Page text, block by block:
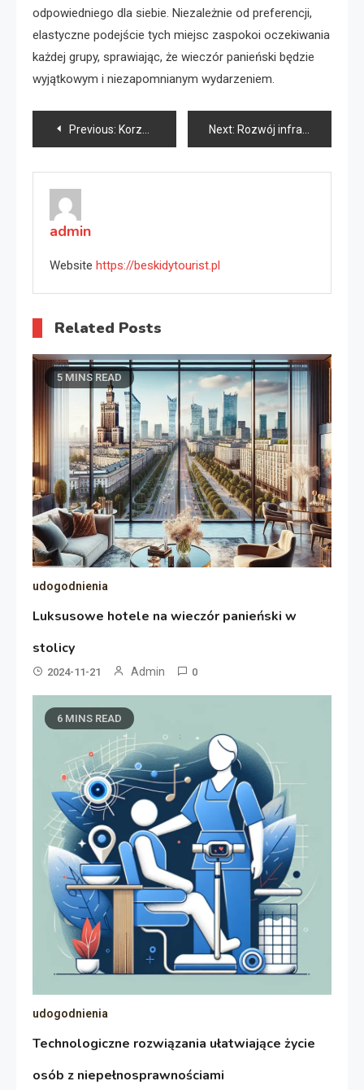
odpowiedniego dla siebie. Niezależnie od preferencji,
elastyczne podejście tych miejsc zaspokoi oczekiwania
każdej grupy, sprawiając, że wieczór panieński będzie
wyjątkowym i niezapomnianym wydarzeniem.
Nawigacja
wpisu
Previous: Korzyści i wyzwania wynajmu krótkoterminowego Next: Rozwój infrastruktury drogowej w mieście – wyzwania i perspektywy
admin
Website https://beskidytourist.pl
Related Posts
5 MINS READ
udogodnienia
Luksusowe hotele na wieczór panieński w
stolicy
2024-11-21 Admin 0
6 MINS READ
udogodnienia
Technologiczne rozwiązania ułatwiające życie
osób z niepełnosprawnościami